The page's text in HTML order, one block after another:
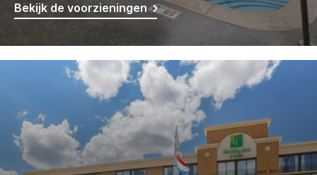
Bekijk de voorzieningen